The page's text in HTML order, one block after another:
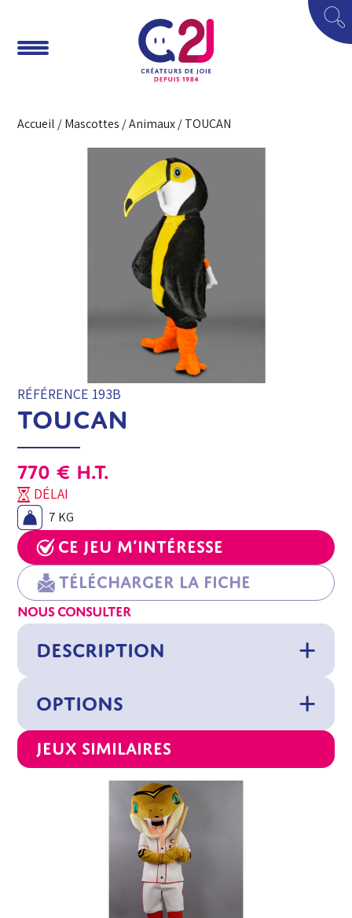
Accueil /Mascottes /Animaux/ TOUCAN
RÉFÉRENCE 193B
TOUCAN
770 € H.T.
DÉLAI
7 KG
Ce jeu m’intéresse
Télécharger la fiche
NOUS CONSULTER
DESCRIPTION
OPTIONS
Jeux similaires